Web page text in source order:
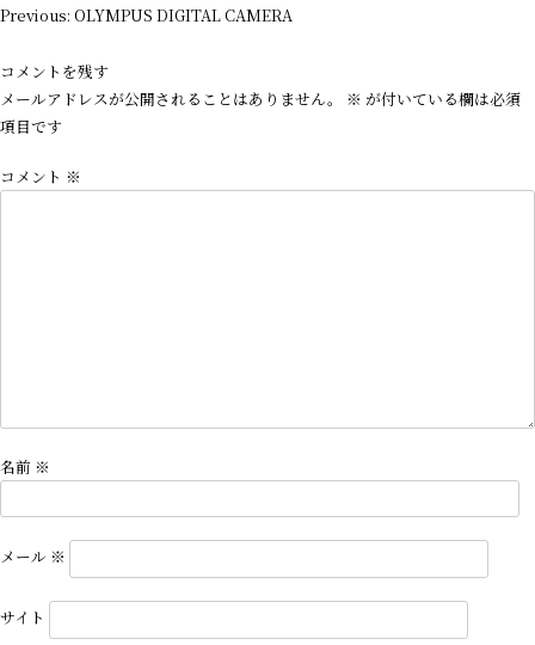
投
ナ
ビ
ゲ
シ
Previous: OLYMPUS DIGITAL CAMERA
コメントを残す
メールアドレスが公開されることはありません。
※ が付いている欄は必須
項目です
コメント ※
名前 ※
メール ※
サイト